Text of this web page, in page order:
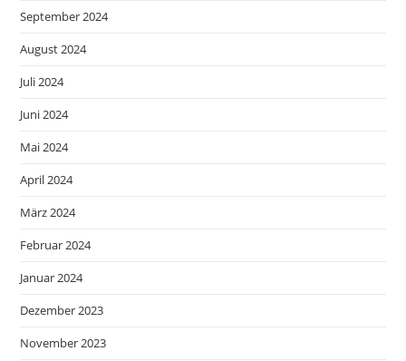
September 2024
August 2024
Juli 2024
Juni 2024
Mai 2024
April 2024
März 2024
Februar 2024
Januar 2024
Dezember 2023
November 2023